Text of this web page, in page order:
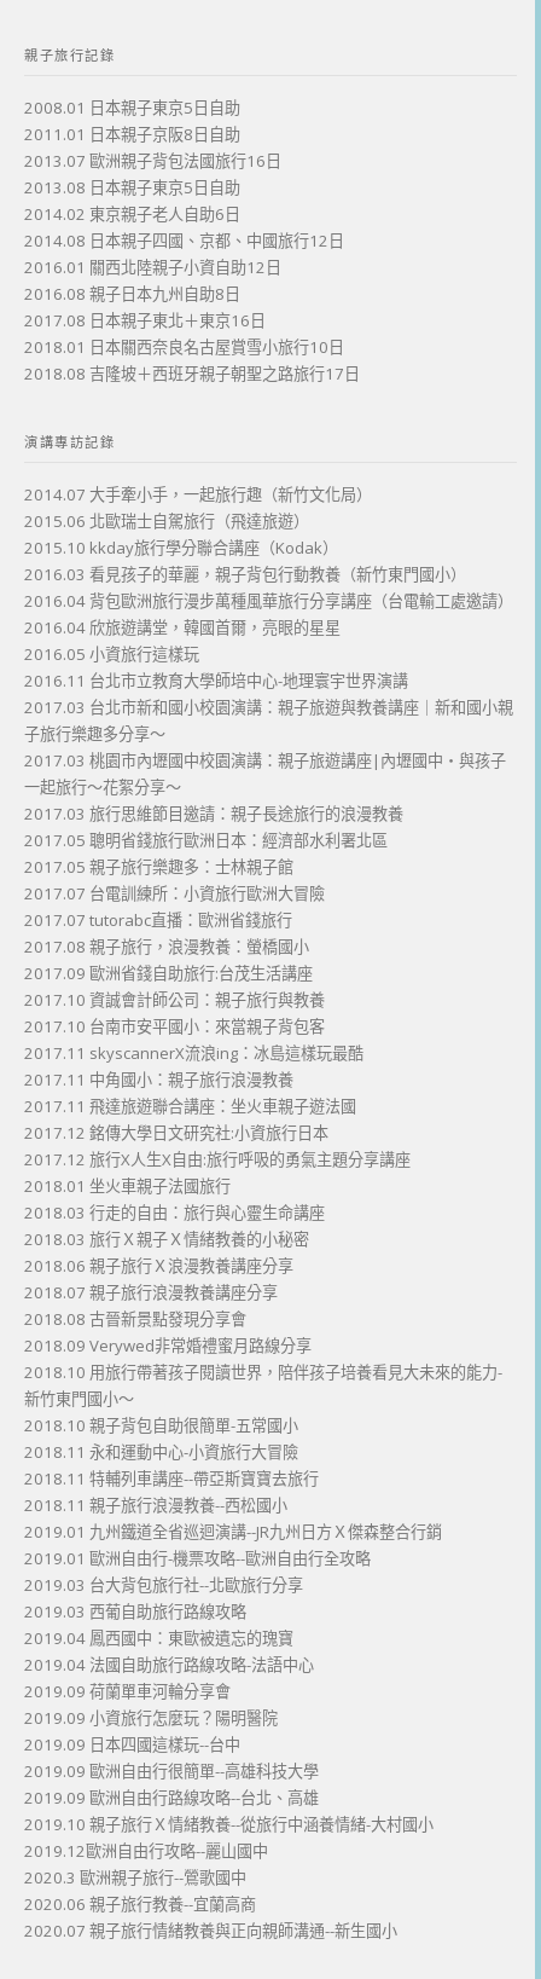
親子旅行記錄
2008.01 日本親子東京5日自助
2011.01 日本親子京阪8日自助
2013.07 歐洲親子背包法國旅行16日
2013.08 日本親子東京5日自助
2014.02 東京親子老人自助6日
2014.08 日本親子四國、京都、中國旅行12日
2016.01 關西北陸親子小資自助12日
2016.08 親子日本九州自助8日
2017.08 日本親子東北＋東京16日
2018.01 日本關西奈良名古屋賞雪小旅行10日
2018.08 吉隆坡＋西班牙親子朝聖之路旅行17日
演講專訪記錄
2014.07 大手牽小手，一起旅行趣（新竹文化局）
2015.06 北歐瑞士自駕旅行（飛達旅遊）
2015.10 kkday旅行學分聯合講座（Kodak）
2016.03 看見孩子的華麗，親子背包行動教養（新竹東門國小）
2016.04 背包歐洲旅行漫步萬種風華旅行分享講座（台電輸工處邀請）
2016.04 欣旅遊講堂，韓國首爾，亮眼的星星
2016.05 小資旅行這樣玩
2016.11 台北市立教育大學師培中心-地理寰宇世界演講
2017.03 台北市新和國小校園演講：親子旅遊與教養講座｜新和國小親
子旅行樂趣多分享～
2017.03 桃園市內壢國中校園演講：親子旅遊講座|內壢國中・與孩子
一起旅行～花絮分享～
2017.03 旅行思維節目邀請：親子長途旅行的浪漫教養
2017.05 聰明省錢旅行歐洲日本：經濟部水利署北區
2017.05 親子旅行樂趣多：士林親子館
2017.07 台電訓練所：小資旅行歐洲大冒險
2017.07 tutorabc直播：歐洲省錢旅行
2017.08 親子旅行，浪漫教養：螢橋國小
2017.09 歐洲省錢自助旅行:台茂生活講座
2017.10 資誠會計師公司：親子旅行與教養
2017.10 台南市安平國小：來當親子背包客
2017.11 skyscannerX流浪ing：冰島這樣玩最酷
2017.11 中角國小：親子旅行浪漫教養
2017.11 飛達旅遊聯合講座：坐火車親子遊法國
2017.12 銘傳大學日文研究社:小資旅行日本
2017.12 旅行X人生X自由:旅行呼吸的勇氣主題分享講座
2018.01 坐火車親子法國旅行
2018.03 行走的自由：旅行與心靈生命講座
2018.03 旅行Ｘ親子Ｘ情緒教養的小秘密
2018.06 親子旅行Ｘ浪漫教養講座分享
2018.07 親子旅行浪漫教養講座分享
2018.08 古晉新景點發現分享會
2018.09 Verywed非常婚禮蜜月路線分享
2018.10 用旅行帶著孩子閱讀世界，陪伴孩子培養看見大未來的能力-
新竹東門國小～
2018.10 親子背包自助很簡單-五常國小
2018.11 永和運動中心-小資旅行大冒險
2018.11 特輔列車講座--帶亞斯寶寶去旅行
2018.11 親子旅行浪漫教養--西松國小
2019.01 九州鐵道全省巡迴演講--JR九州日方Ｘ傑森整合行銷
2019.01 歐洲自由行-機票攻略--歐洲自由行全攻略
2019.03 台大背包旅行社--北歐旅行分享
2019.03 西葡自助旅行路線攻略
2019.04 鳳西國中：東歐被遺忘的瑰寶
2019.04 法國自助旅行路線攻略-法語中心
2019.09 荷蘭單車河輪分享會
2019.09 小資旅行怎麼玩？陽明醫院
2019.09 日本四國這樣玩--台中
2019.09 歐洲自由行很簡單--高雄科技大學
2019.09 歐洲自由行路線攻略--台北、高雄
2019.10 親子旅行Ｘ情緒教養--從旅行中涵養情緒-大村國小
2019.12歐洲自由行攻略--麗山國中
2020.3 歐洲親子旅行--鶯歌國中
2020.06 親子旅行教養--宜蘭高商
2020.07 親子旅行情緒教養與正向親師溝通--新生國小